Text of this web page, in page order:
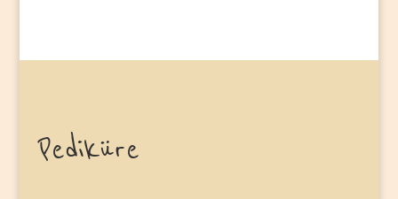
Pediküre